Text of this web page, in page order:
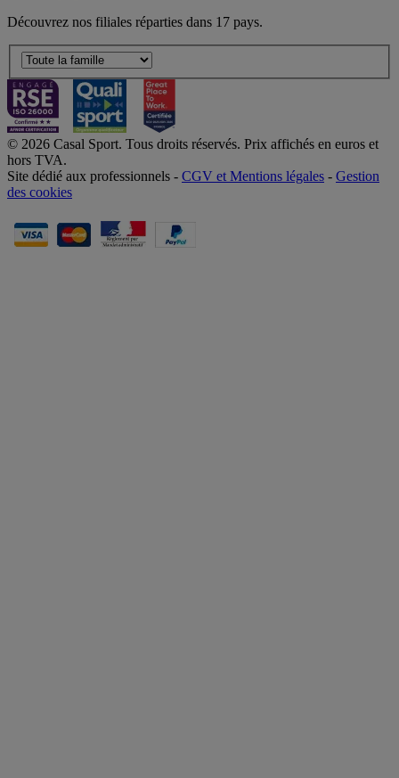
Découvrez nos filiales réparties dans 17 pays.
© 2026 Casal Sport. Tous droits réservés. Prix affichés en euros et
hors TVA.
Site dédié aux professionnels - CGV et Mentions légales - Gestion
des cookies